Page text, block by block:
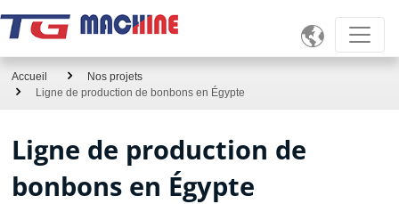

Accueil
Nos projets
Ligne de production de bonbons en Égypte
Ligne de production de
bonbons en Égypte